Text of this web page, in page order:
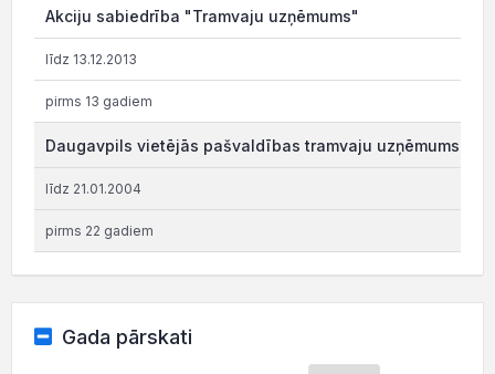
Akciju sabiedrība "Tramvaju uzņēmums"
līdz 13.12.2013
pirms 13 gadiem
Daugavpils vietējās pašvaldības tramvaju uzņēmums
līdz 21.01.2004
pirms 22 gadiem
Gada pārskati